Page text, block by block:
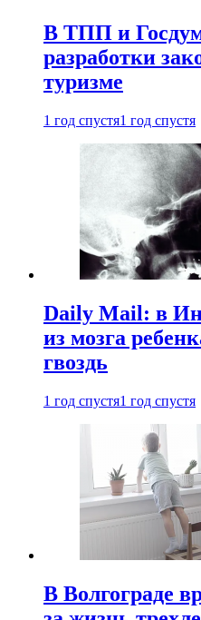
В ТПП и
разработки
туризме
1 год спустя1 год спустя
Daily Mail: в
из мозга
гвоздь
1 год спустя1 год спустя
В Волгограде